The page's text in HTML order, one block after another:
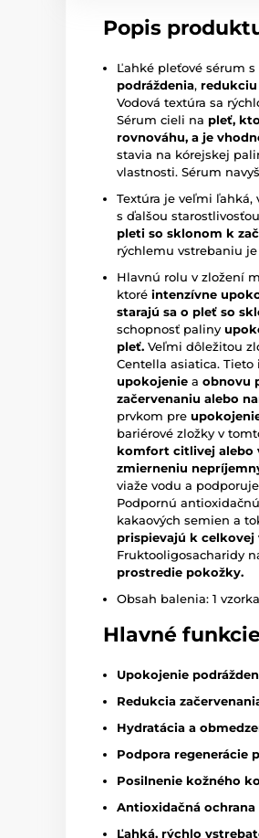
Popis
Ľahké pleťové sérum
podráždenia, redukciu
Vodová textúra sa
Sérum cieli na pleť,
rovnováhu, a je
stavia na kórejskej
vlastnosti. Sérum
Textúra je veľmi ľahká,
s ďalšou
pleti so sklonom k
rýchlemu vstrebaniu
Hlavnú rolu v zložení
ktoré intenzívne
starajú sa o pleť so
schopnosť paliny
pleť. Veľmi dôležitou
Centella asiatica.
upokojenie a obnovu
začervenaniu alebo
prvkom pre
bariérové zložky v
komfort citlivej alebo
zmierneniu
viaže vodu a podporuje
Podpornú
kakaových semien a
prispievajú k
Fruktooligosacharidy
prostredie pokožky.
Obsah balenia: 1
Hlavné
Upokojenie
Redukcia
Hydratácia a
Podpora regenerácie
Posilnenie kožného
Antioxidačná ochrana
Ľahká, rýchlo